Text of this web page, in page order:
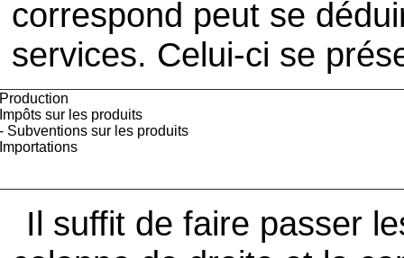
correspond peut se
services. Celui-ci se
Production
Impôts sur les produits
- Subventions sur les produits
Importations
Il suffit de faire passer